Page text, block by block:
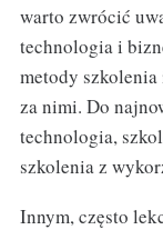
warto zwrócić
technologia i
metody
za nimi. Do
technologia,
szkolenia z
Innym, często